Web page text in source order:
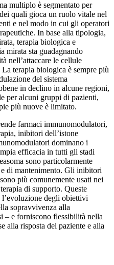
multiplo è segmentato per
quali gioca un ruolo vitale nel
e nel modo in cui gli operatori
In base alla tipologia,
terapia biologica e
mirata sta guadagnando
nell’attaccare le cellule
terapia biologica è sempre più
del sistema
in declino in alcune regioni,
per alcuni gruppi di pazienti,
più nuove è limitato.
farmaci immunomodulatori,
inibitori dell’istone
dominano i
efficacia in tutti gli stadi
sono particolarmente
di mantenimento. Gli inibitori
più comunemente usati nei
di supporto. Queste
degli obiettivi
sopravvivenza alla
– e forniscono flessibilità nella
alla risposta del paziente e alla